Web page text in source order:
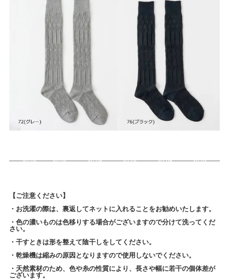
【ご注意ください】
・お洗濯の際は、裏返してネットに入れることをお勧めいたします。
・色の濃いものは色移りする場合がございますので分けて洗ってくだ
さい。
・干すときは形を整えて陰干しをしてください。
・乾燥機は縮みの原因となりますので使用しないでください。
・天然素材のため、色や糸の性質により、長さや幅に若干の個体差が
ございます。